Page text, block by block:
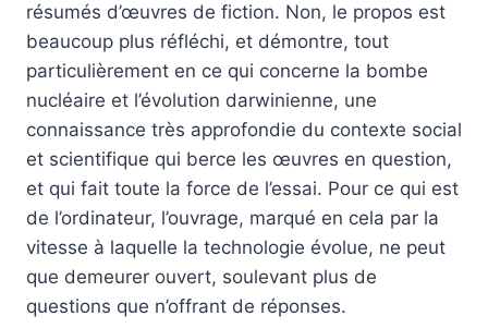
résumés d’œuvres de fiction. Non, le propos est
beaucoup plus réfléchi, et démontre, tout
particulièrement en ce qui concerne la bombe
nucléaire et l’évolution darwinienne, une
connaissance très approfondie du contexte social
et scientifique qui berce les œuvres en question,
et qui fait toute la force de l’essai. Pour ce qui est
de l’ordinateur, l’ouvrage, marqué en cela par la
vitesse à laquelle la technologie évolue, ne peut
que demeurer ouvert, soulevant plus de
questions que n’offrant de réponses.